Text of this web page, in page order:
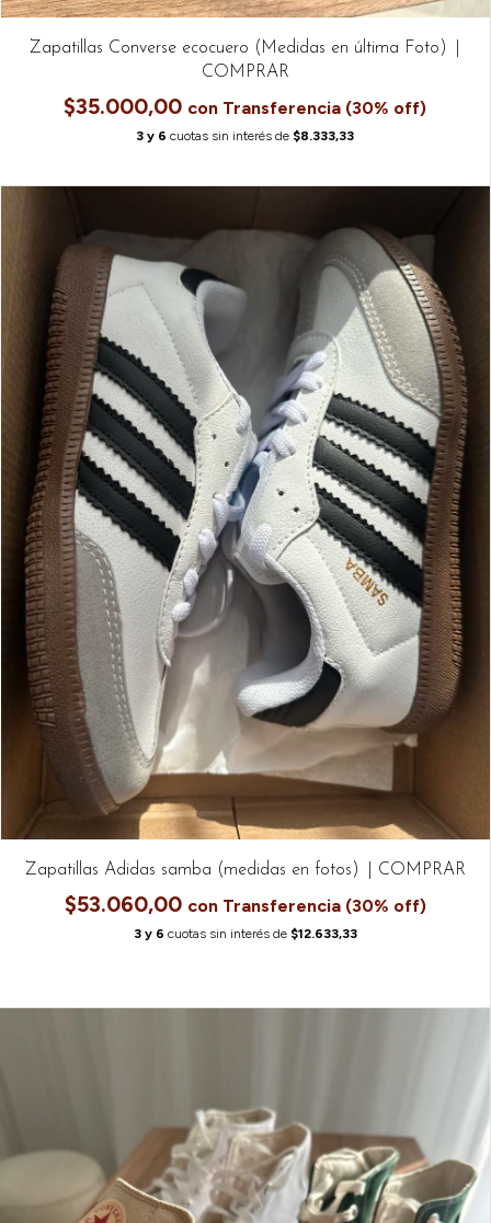
Zapatillas Converse ecocuero (Medidas en última Foto)
$35.000,00 con
6 cuotas sin interés de $8.333,33
Zapatillas Adidas samba (medidas en fotos)
$53.060,00 con
6 cuotas sin interés de $12.633,33